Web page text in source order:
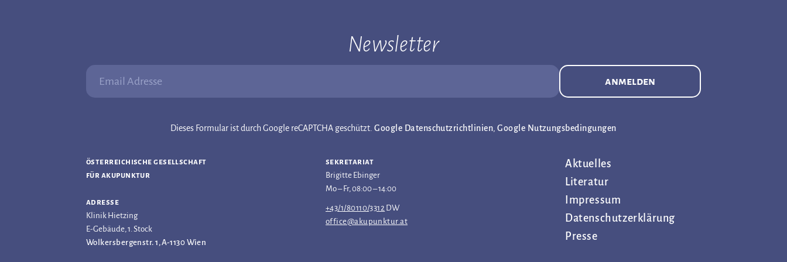
Newsletter
Email Adresse:
anmelden
Dieses Formular ist durch Google reCAPTCHA geschützt.Google Datenschutzrichtlinien,Google Nutzungsbedingungen
österreichische gesellschaft
für akupunktur
adresse
Klinik Hietzing
E-Gebäude, 1. Stock
Wolkersbergenstr. 1, A-1130 Wien
sekretariat
Brigitte Ebinger
Mo – Fr, 08:00 – 14:00
+43/1/80110/3312 DW
office@akupunktur.at
Aktuelles
Literatur
Impressum
Datenschutz­erklärung
Presse